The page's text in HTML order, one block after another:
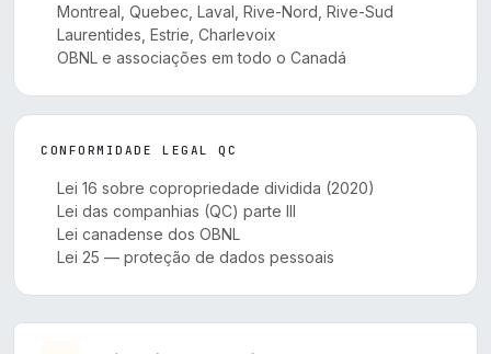
Montreal, Quebec, Laval, Rive-Nord, Rive-Sud
Laurentides, Estrie, Charlevoix
OBNL e associações em todo o Canadá
CONFORMIDADE LEGAL QC
Lei 16 sobre copropriedade dividida (2020)
Lei das companhias (QC) parte III
Lei canadense dos OBNL
Lei 25 — proteção de dados pessoais